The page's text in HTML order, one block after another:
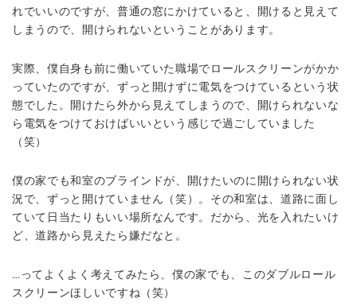
れでいいのですが、普通の窓にかけていると、開けると見えて
しまうので、開けられないということがあります。
実際、僕自身も前に働いていた職場でロールスクリーンがかか
っていたのですが、ずっと開けずに電気をつけているという状
態でした。開けたら外から見えてしまうので、開けられないな
ら電気をつけておけばいいという感じで過ごしていました
（笑）
僕の家でも和室のブラインドが、開けたいのに開けられない状
況で、ずっと開けていません（笑）。その和室は、道路に面し
ていて日当たりもいい場所なんです。だから、光を入れたいけ
ど、道路から見えたら嫌だなと。
…ってよくよく考えてみたら、僕の家でも、このダブルロール
スクリーンほしいですね（笑）